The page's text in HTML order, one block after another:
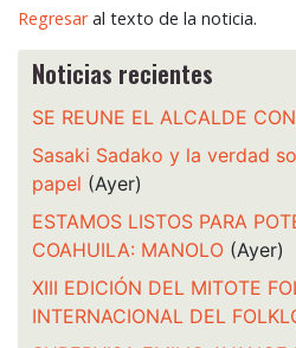
Regresaral texto de la noticia.
Noticias recientes
SE REUNE EL ALCALDE
Sasaki Sadako y la verdad
papel (Ayer)
ESTAMOS LISTOS PARA
COAHUILA: MANOLO (Ayer)
XIII EDICIÓN DEL MITOTE
INTERNACIONAL DEL